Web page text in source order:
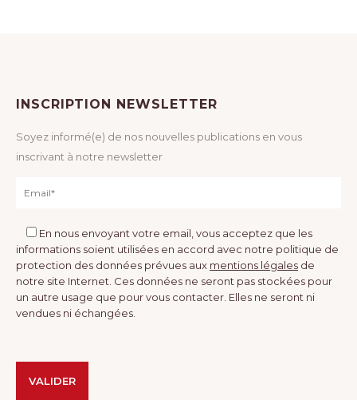
INSCRIPTION NEWSLETTER
Soyez informé(e) de nos nouvelles publications en vous
inscrivant à notre newsletter
En nous envoyant votre email, vous acceptez que les
informations soient utilisées en accord avec notre politique de
protection des données prévues aux mentions légales de
notre site Internet. Ces données ne seront pas stockées pour
un autre usage que pour vous contacter. Elles ne seront ni
vendues ni échangées.
Veuillez laisser ce champ vide.